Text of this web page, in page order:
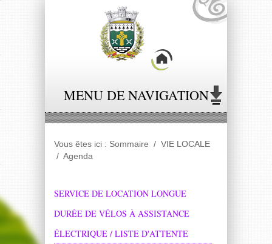
MENU DE NAVIGATION
Vous êtes ici : Sommaire / VIE LOCALE
/ Agenda
SERVICE DE LOCATION LONGUE
DURÉE DE VÉLOS À ASSISTANCE
ÉLECTRIQUE / LISTE D'ATTENTE
Panneau de gestion des cookies